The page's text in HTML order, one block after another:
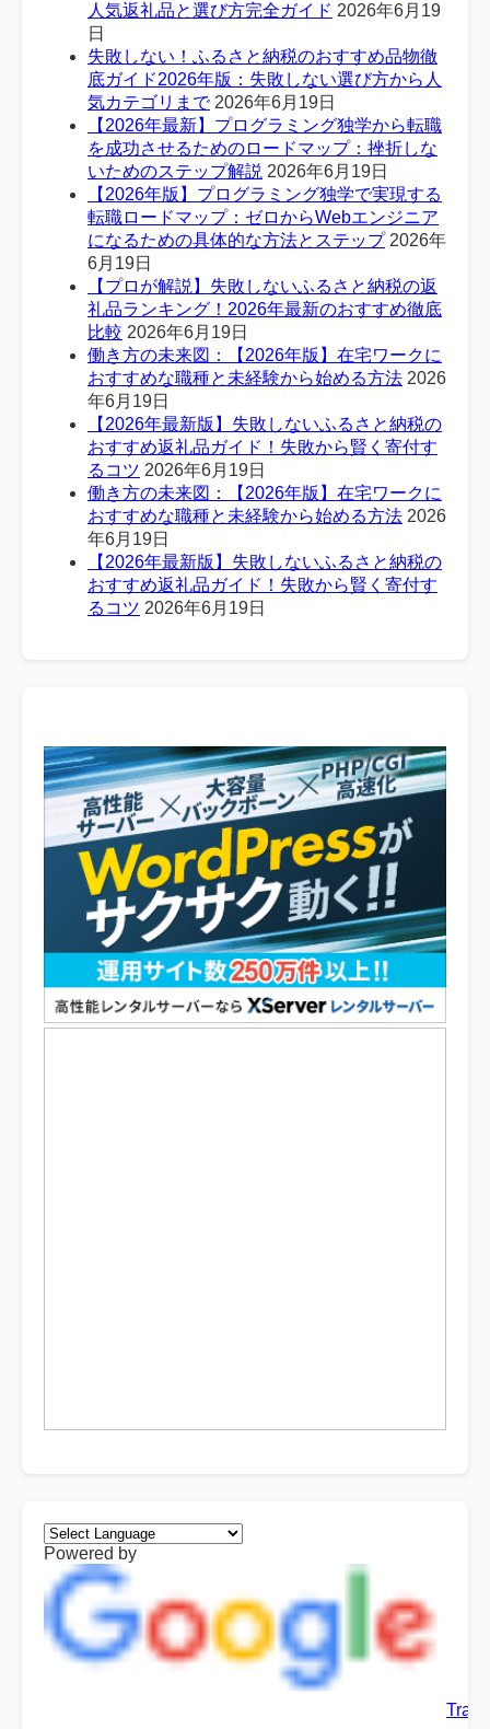
人気返礼品と選び方完全ガイド 2026年6月19
日
失敗しない！ふるさと納税のおすすめ品物徹
底ガイド2026年版：失敗しない選び方から人
気カテゴリまで 2026年6月19日
【2026年最新】プログラミング独学から転職
を成功させるためのロードマップ：挫折しな
いためのステップ解説 2026年6月19日
【2026年版】プログラミング独学で実現する
転職ロードマップ：ゼロからWebエンジニア
になるための具体的な方法とステップ 2026年
6月19日
【プロが解説】失敗しないふるさと納税の返
礼品ランキング！2026年最新のおすすめ徹底
比較 2026年6月19日
働き方の未来図：【2026年版】在宅ワークに
おすすめな職種と未経験から始める方法 2026
年6月19日
【2026年最新版】失敗しないふるさと納税の
おすすめ返礼品ガイド！失敗から賢く寄付す
るコツ 2026年6月19日
働き方の未来図：【2026年版】在宅ワークに
おすすめな職種と未経験から始める方法 2026
年6月19日
【2026年最新版】失敗しないふるさと納税の
おすすめ返礼品ガイド！失敗から賢く寄付す
るコツ 2026年6月19日
Powered by